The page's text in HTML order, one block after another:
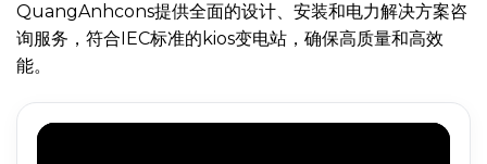
QuangAnhcons提供全面的设计、安装和电力解决方案咨
询服务，符合IEC标准的kios变电站，确保高质量和高效
能。